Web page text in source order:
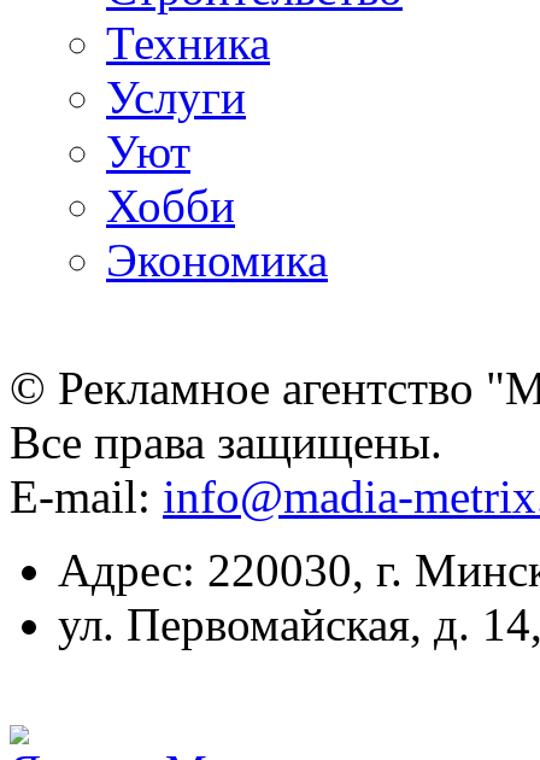
Техника
Услуги
Уют
Хобби
Экономика
© Рекламное агентство
Все права защищены.
E-mail: info@madia-
Адрес: 220030, г.
ул. Первомайская, д.